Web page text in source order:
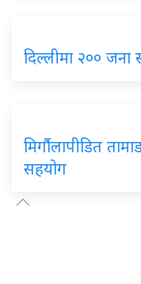
दिल्लीमा २०० जना
मिर्गौलापीडित
सहयोग